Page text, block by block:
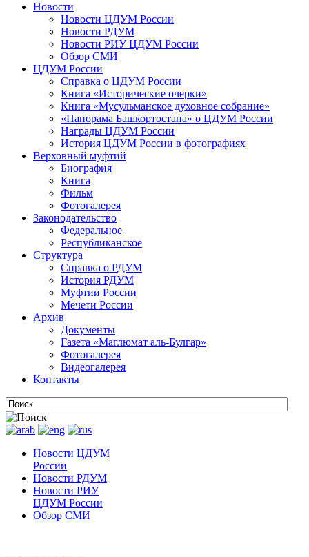
Новости
Новости ЦДУМ России
Новости РДУМ
Новости РИУ ЦДУМ России
Обзор СМИ
ЦДУМ России
Справка о ЦДУМ России
Книга «Исторические очерки»
Книга «Мусульманское духовное собрание»
«Панорама Башкортостана» о ЦДУМ России
Награды ЦДУМ России
История ЦДУМ России в фотографиях
Верховный муфтий
Биография
Книга
Фильм
Фотогалерея
Законодательство
Федеральное
Республиканское
Структура
Справка о РДУМ
История РДУМ
Муфтии России
Мечети России
Архив
Документы
Газета «Маглюмат аль-Булгар»
Фотогалерея
Видеогалерея
Контакты
Новости ЦДУМ
России
Новости РДУМ
Новости РИУ
ЦДУМ России
Обзор СМИ